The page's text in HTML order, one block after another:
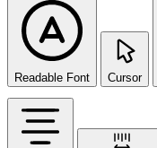
Readable Font Cursor